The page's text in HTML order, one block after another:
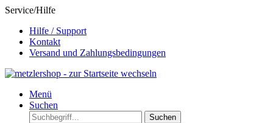
Service/Hilfe
Hilfe / Support
Kontakt
Versand und Zahlungsbedingungen
Menü
Suchen
Suchen